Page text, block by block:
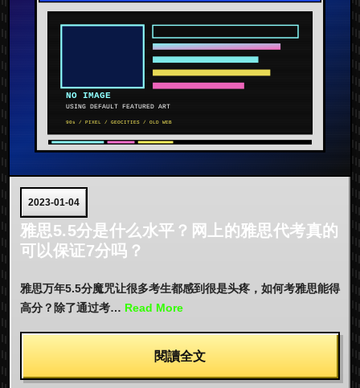
2023-01-04
雅思5.5分是什么水平？网上的雅思代考真的
可以保证7分吗？
雅思万年5.5分魔咒让很多考生都感到很是头疼，如何考雅思能得
高分？除了通过考… Read More
閱讀全文